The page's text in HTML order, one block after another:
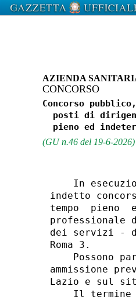
AZIENDA
CONCORSO
Concorso
posti di
(GU n.46 del 19-6-2026)
In
indetto
tempo
professionale
dei servizi -
Roma 3.
Possono
ammissione
Lazio e sul
Il termine